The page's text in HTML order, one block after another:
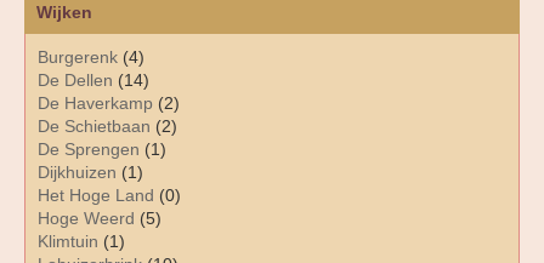
Wijken
Burgerenk (4)
De Dellen (14)
De Haverkamp (2)
De Schietbaan (2)
De Sprengen (1)
Dijkhuizen (1)
Het Hoge Land (0)
Hoge Weerd (5)
Klimtuin (1)